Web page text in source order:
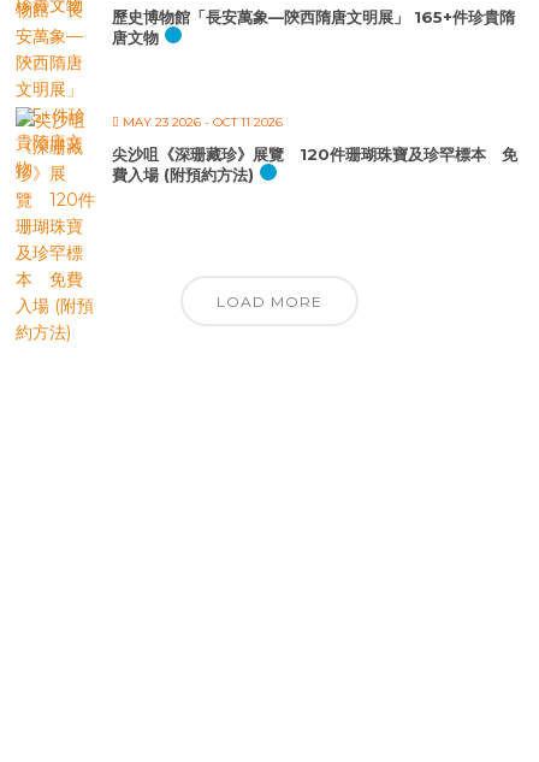
歷史博物館「長安萬象—陝西隋唐文明展」 165+件珍貴隋
唐文物
MAY 23 2026 - OCT 11 2026
尖沙咀《深珊藏珍》展覽 120件珊瑚珠寶及珍罕標本 免
費入場 (附預約方法)
LOAD MORE